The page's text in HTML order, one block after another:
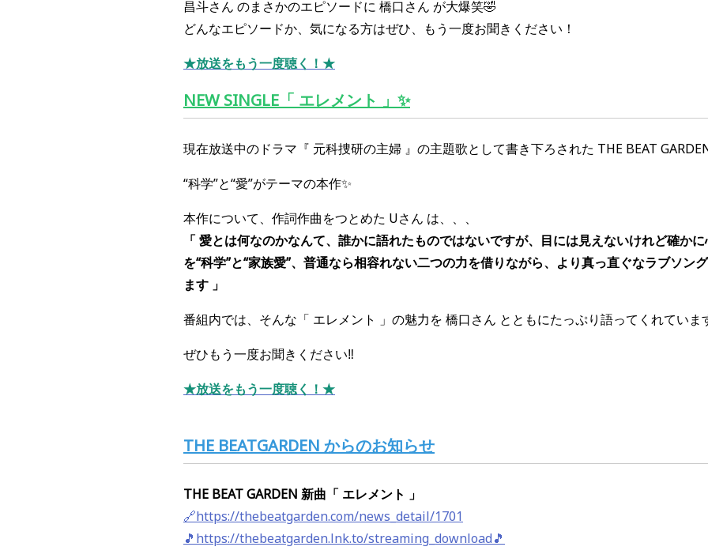
昌斗さん のまさかのエピソードに 橋口さん が大爆笑🤣
どんなエピソードか、気になる方はぜひ、もう一度お聞きください！
★放送をもう一度聴く！★
NEW SINGLE「 エレメント 」 ✨
現在放送中のドラマ 『 元科捜研の主婦 』の主題歌として書き下ろされた THE BEAT
“科学”と“愛”がテーマの本作✨
本作について、作詞作曲をつとめた Uさん は、、、
「 愛とは何なのかなんて、誰かに語れたものではないですが、目には見えないけれど確か
を“科学”と“家族愛”、普通なら相容れない二つの力を借りながら、より真っ直ぐなラブソン
ます 」
番組内では、そんな「 エレメント 」の魅力を 橋口さん とともにたっぷり語ってくれていま
ぜひもう一度お聞きください‼︎
★放送をもう一度聴く！★
THE BEATGARDEN からのお知らせ
THE BEAT GARDEN 新曲 「 エレメント 」
🔗https://thebeatgarden.com/news_detail/1701
🎵https://thebeatgarden.lnk.to/streaming_download🎵